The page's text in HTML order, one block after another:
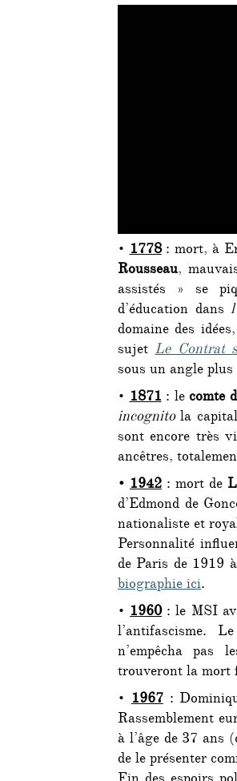
•1778 : mort, à
Rousseau,
assistés » se
d’éducation dans
domaine des
sujetLe Contrat
sous un angle
•1871 : lecomte
incognitola
sont encore très
ancêtres,
• 1942 : mort de
d’Edmond de
nationaliste et
Personnalité
de Paris de 1919
biographie ici.
•1960 : le MSI
l’antifascisme.
n’empêcha pas
trouveront la mort
•1967 :
Rassemblement
à l’âge de 37 ans
de le présenter